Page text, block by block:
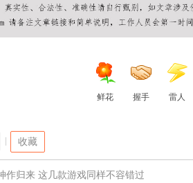
鲜花 握手 雷人
收藏
作归来 这几款游戏同样不容错过